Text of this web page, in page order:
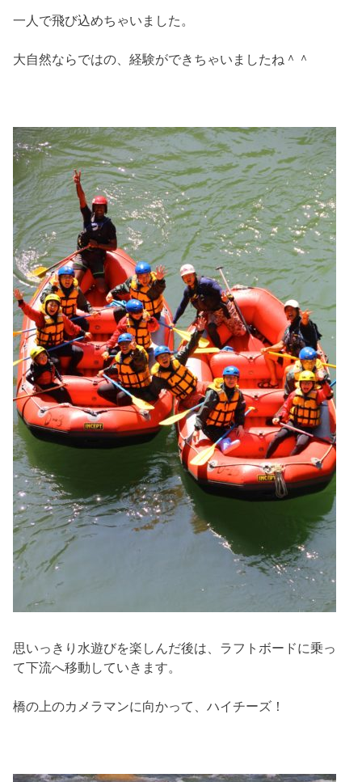
一人で飛び込めちゃいました。
大自然ならではの、経験ができちゃいましたね＾＾
思いっきり水遊びを楽しんだ後は、ラフトボードに乗っ
て下流へ移動していきます。
橋の上のカメラマンに向かって、ハイチーズ！